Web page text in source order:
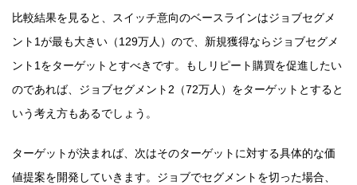
比較結果を見ると、スイッチ意向のベースラインはジョブセグメ
ント1が最も大きい（129万人）ので、新規獲得ならジョブセグメ
ント1をターゲットとすべきです。もしリピート購買を促進したい
のであれば、ジョブセグメント2（72万人）をターゲットとすると
いう考え方もあるでしょう。
ターゲットが決まれば、次はそのターゲットに対する具体的な価
値提案を開発していきます。ジョブでセグメントを切った場合、